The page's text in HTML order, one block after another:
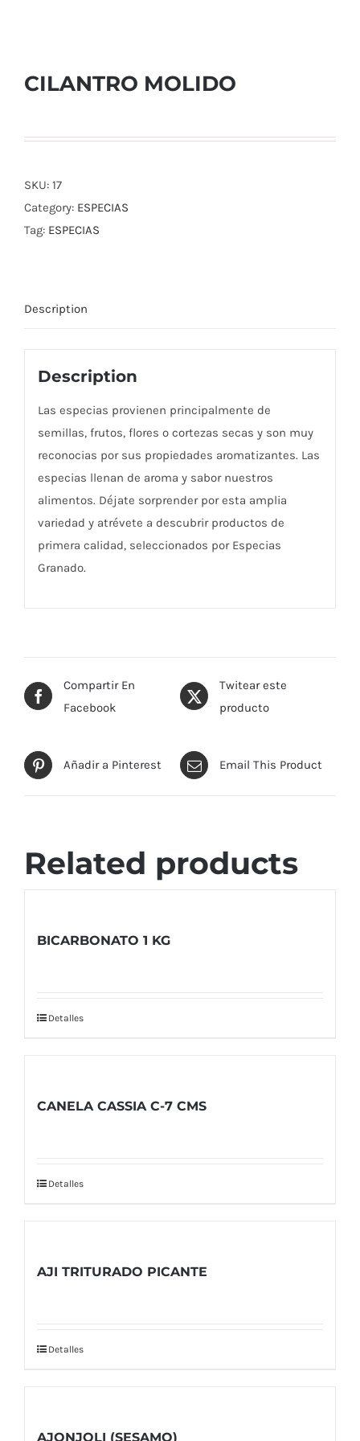
CILANTRO MOLIDO
SKU: 17
Category: ESPECIAS
Tag: ESPECIAS
Description
Description
Las especias provienen principalmente de
semillas, frutos, flores o cortezas secas y son muy
reconocias por sus propiedades aromatizantes. Las
especias llenan de aroma y sabor nuestros
alimentos. Déjate sorprender por esta amplia
variedad y atrévete a descubrir productos de
primera calidad, seleccionados por Especias
Granado.
Compartir En
Facebook
Twitear este
producto
Añadir a Pinterest Email This Product
Related products
BICARBONATO 1 KG
Detalles
CANELA CASSIA C-7 CMS
Detalles
AJI TRITURADO PICANTE
Detalles
AJONJOLI (SESAMO)